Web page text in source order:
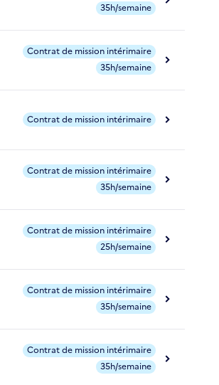
35h/semaine
Contrat de mission intérimaire
35h/semaine
Contrat de mission intérimaire
Contrat de mission intérimaire
35h/semaine
Contrat de mission intérimaire
25h/semaine
Contrat de mission intérimaire
35h/semaine
Contrat de mission intérimaire
35h/semaine